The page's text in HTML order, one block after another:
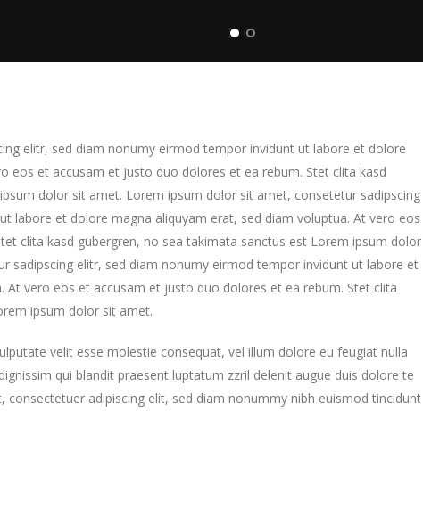
elitr, sed diam nonumy eirmod tempor invidunt ut labore et dolore
eos et accusam et justo duo dolores et ea rebum. Stet clita kasd
dolor sit amet. Lorem ipsum dolor sit amet, consetetur sadipscing
labore et dolore magna aliquyam erat, sed diam voluptua. At vero eos
clita kasd gubergren, no sea takimata sanctus est Lorem ipsum dolor
sadipscing elitr, sed diam nonumy eirmod tempor invidunt ut labore et
At vero eos et accusam et justo duo dolores et ea rebum. Stet clita
ipsum dolor sit amet.
velit esse molestie consequat, vel illum dolore eu feugiat nulla
qui blandit praesent luptatum zzril delenit augue duis dolore te
adipiscing elit, sed diam nonummy nibh euismod tincidunt